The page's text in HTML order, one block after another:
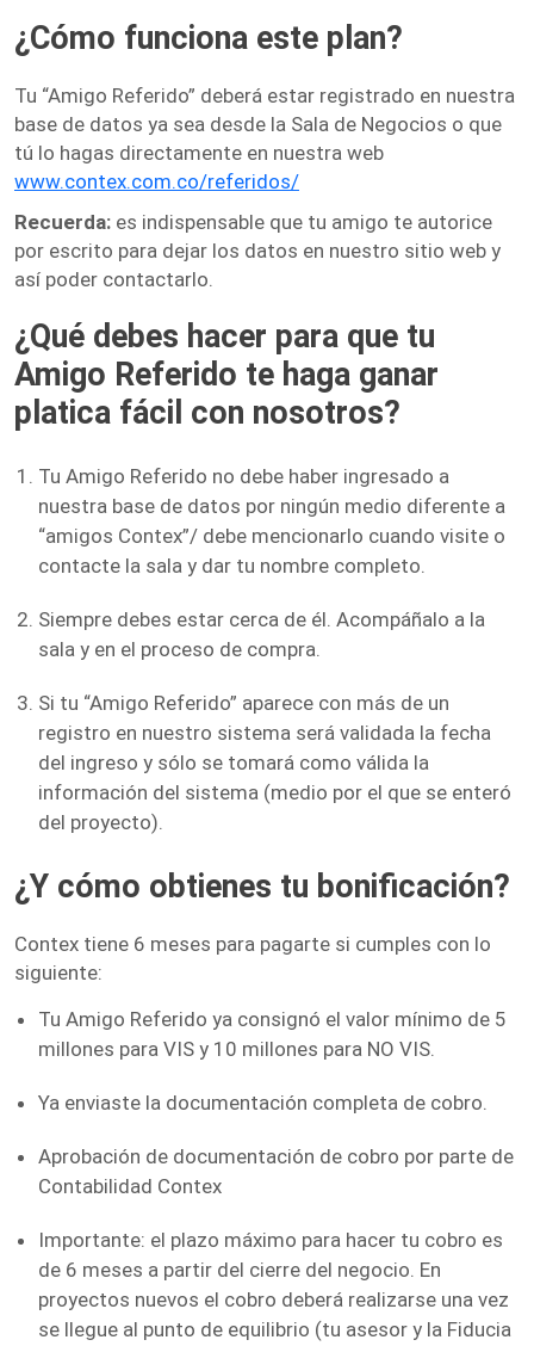
¿Cómo funciona este plan?
Tu “Amigo Referido” deberá estar registrado en nuestra
base de datos ya sea desde la Sala de Negocios o que
tú lo hagas directamente en nuestra web
www.contex.com.co/referidos/
Recuerda: es indispensable que tu amigo te autorice
por escrito para dejar los datos en nuestro sitio web y
así poder contactarlo.
¿Qué debes hacer para que tu
Amigo Referido te haga ganar
platica fácil con nosotros?
Tu Amigo Referido no debe haber ingresado a
nuestra base de datos por ningún medio diferente a
“amigos Contex”/ debe mencionarlo cuando visite o
contacte la sala y dar tu nombre completo.
Siempre debes estar cerca de él. Acompáñalo a la
sala y en el proceso de compra.
Si tu “Amigo Referido” aparece con más de un
registro en nuestro sistema será validada la fecha
del ingreso y sólo se tomará como válida la
información del sistema (medio por el que se enteró
del proyecto).
¿Y cómo obtienes tu bonificación?
Contex tiene 6 meses para pagarte si cumples con lo
siguiente:
Tu Amigo Referido ya consignó el valor mínimo de 5
millones para VIS y 10 millones para NO VIS.
Ya enviaste la documentación completa de cobro.
Aprobación de documentación de cobro por parte de
Contabilidad Contex
Importante: el plazo máximo para hacer tu cobro es
de 6 meses a partir del cierre del negocio. En
proyectos nuevos el cobro deberá realizarse una vez
se llegue al punto de equilibrio (tu asesor y la Fiducia